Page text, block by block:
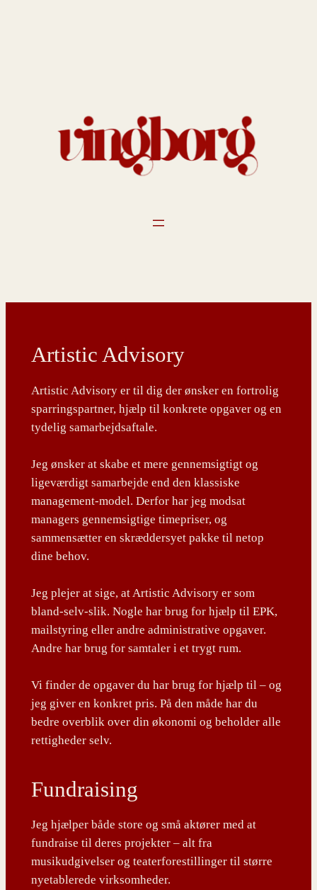
Artistic Advisory
Artistic Advisory er til dig der ønsker en fortrolig
sparringspartner, hjælp til konkrete opgaver og en
tydelig samarbejdsaftale.
Jeg ønsker at skabe et mere gennemsigtigt og
ligeværdigt samarbejde end den klassiske
management-model. Derfor har jeg modsat
managers gennemsigtige timepriser, og
sammensætter en skræddersyet pakke til netop
dine behov.
Jeg plejer at sige, at Artistic Advisory er som
bland-selv-slik. Nogle har brug for hjælp til EPK,
mailstyring eller andre administrative opgaver.
Andre har brug for samtaler i et trygt rum.
Vi finder de opgaver du har brug for hjælp til – og
jeg giver en konkret pris. På den måde har du
bedre overblik over din økonomi og beholder alle
rettigheder selv.
Fundraising
Jeg hjælper både store og små aktører med at
fundraise til deres projekter – alt fra
musikudgivelser og teaterforestillinger til større
nyetablerede virksomheder.